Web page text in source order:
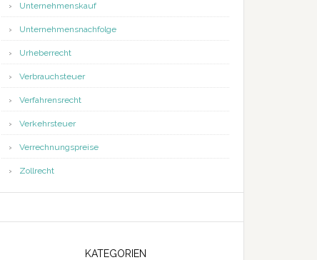
Unternehmenskauf
Unternehmensnachfolge
Urheberrecht
Verbrauchsteuer
Verfahrensrecht
Verkehrsteuer
Verrechnungspreise
Zollrecht
KATEGORIEN